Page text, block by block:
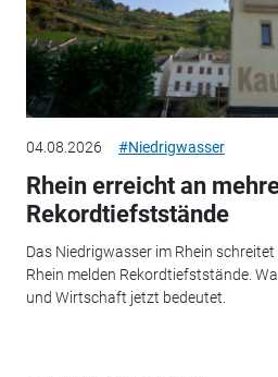
04.08.2026 #Niedrigwasser
Rhein erreicht an
Rekordtiefststände
Das Niedrigwasser im Rhein
Rhein melden Rekordtiefststände.
und Wirtschaft jetzt bedeutet.